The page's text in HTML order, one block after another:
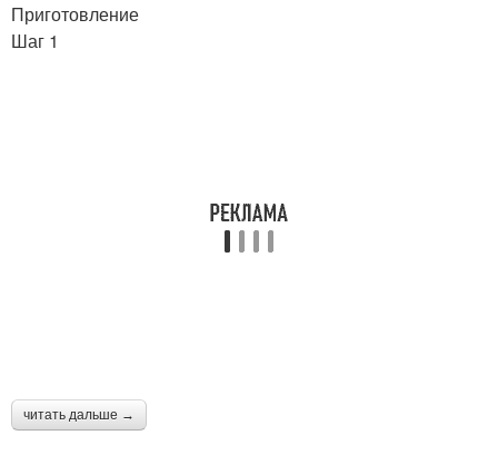
Приготовление
Шаг 1
читать дальше →